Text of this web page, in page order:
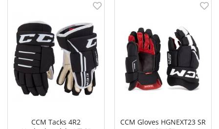
CCM Tacks 4R2
CCM Gloves HGNEXT23 SR